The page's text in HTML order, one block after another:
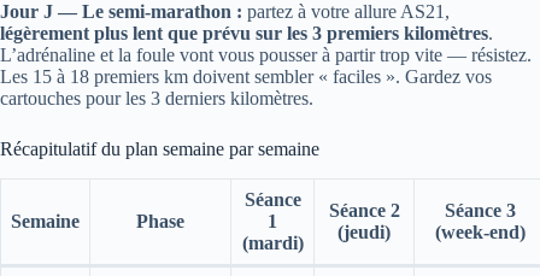
Jour J — Le semi-marathon : partez à votre allure AS21,
légèrement plus lent que prévu sur les 3 premiers kilomètres.
L’adrénaline et la foule vont vous pousser à partir trop vite — résistez.
Les 15 à 18 premiers km doivent sembler « faciles ». Gardez vos
cartouches pour les 3 derniers kilomètres.
Récapitulatif du plan semaine par semaine
Semaine Phase
Séance
1
(mardi)
Séance 2
(jeudi)
Séance 3
(week-end)